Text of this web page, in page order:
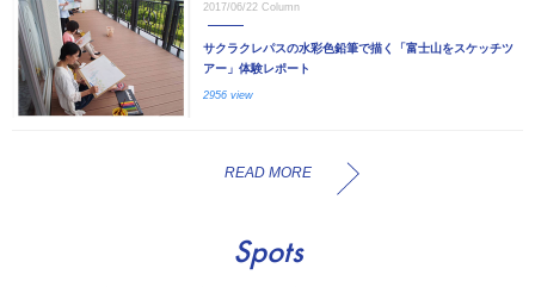
2017/06/22 Column
サクラクレパスの水彩色鉛筆で描く「富士山をスケッチツ
アー」体験レポート
2956 view
READ MORE
Spots